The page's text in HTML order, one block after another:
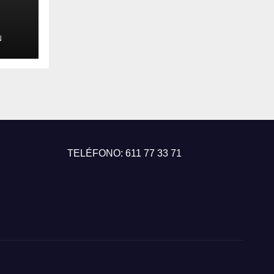
TELÉFONO: 611 77 33 71